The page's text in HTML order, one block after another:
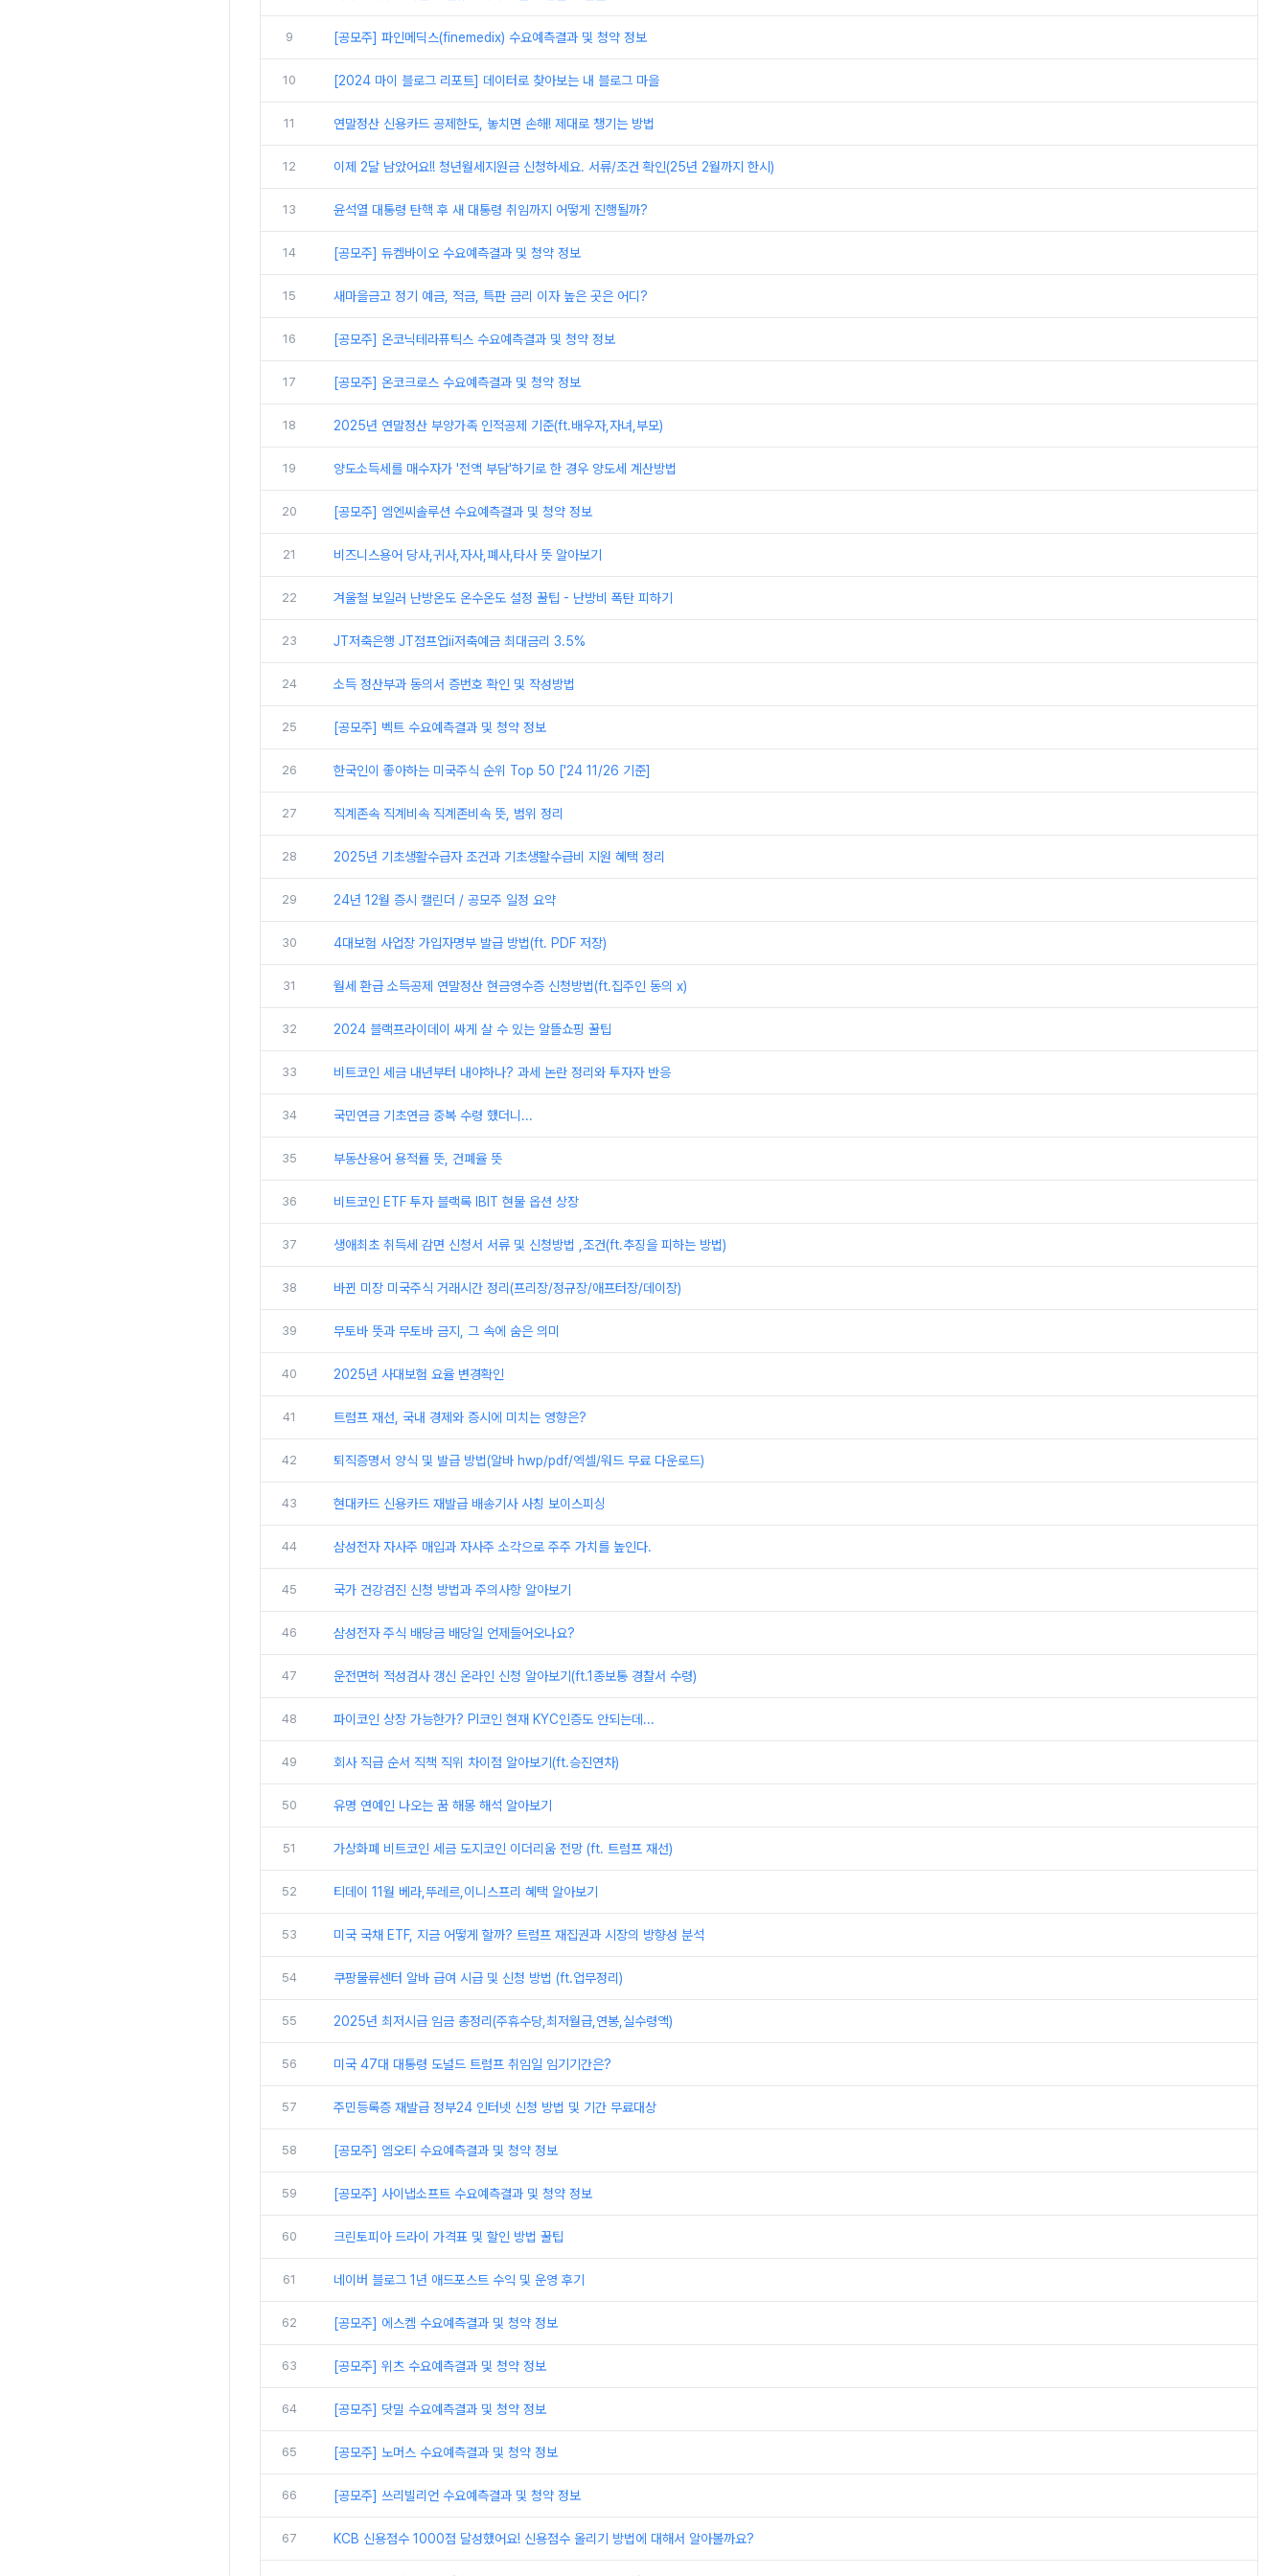
9 [공모주] 파인메딕스(finemedix) 수요예측결과 및 청약 정보
10 [2024 마이 블로그 리포트] 데이터로 찾아보는 내 블로그 마을
11 연말정산 신용카드 공제한도, 놓치면 손해! 제대로 챙기는 방법
12 이제 2달 남았어요!! 청년월세지원금 신청하세요. 서류/조건 확인(25년 2월까지 한시)
13 윤석열 대통령 탄핵 후 새 대통령 취임까지 어떻게 진행될까?
14 [공모주] 듀켐바이오 수요예측결과 및 청약 정보
15 새마을금고 정기 예금, 적금, 특판 금리 이자 높은 곳은 어디?
16 [공모주] 온코닉테라퓨틱스 수요예측결과 및 청약 정보
17 [공모주] 온코크로스 수요예측결과 및 청약 정보
18 2025년 연말정산 부양가족 인적공제 기준(ft.배우자,자녀,부모)
19 양도소득세를 매수자가 '전액 부담'하기로 한 경우 양도세 계산방법
20 [공모주] 엠엔씨솔루션 수요예측결과 및 청약 정보
21 비즈니스용어 당사,귀사,자사,폐사,타사 뜻 알아보기
22 겨울철 보일러 난방온도 온수온도 설정 꿀팁 - 난방비 폭탄 피하기
23 JT저축은행 JT점프업ii저축예금 최대금리 3.5%
24 소득 정산부과 동의서 증번호 확인 및 작성방법
25 [공모주] 벡트 수요예측결과 및 청약 정보
26 한국인이 좋아하는 미국주식 순위 Top 50 ['24 11/26 기준]
27 직계존속 직계비속 직계존비속 뜻, 범위 정리
28 2025년 기초생활수급자 조건과 기초생활수급비 지원 혜택 정리
29 24년 12월 증시 캘린더 / 공모주 일정 요약
30 4대보험 사업장 가입자명부 발급 방법(ft. PDF 저장)
31 월세 환급 소득공제 연말정산 현금영수증 신청방법(ft.집주인 동의 x)
32 2024 블랙프라이데이 싸게 살 수 있는 알뜰쇼핑 꿀팁
33 비트코인 세금 내년부터 내야하나? 과세 논란 정리와 투자자 반응
34 국민연금 기초연금 중복 수령 했더니...
35 부동산용어 용적률 뜻, 건폐율 뜻
36 비트코인 ETF 투자 블랙록 IBIT 현물 옵션 상장
37 생애최초 취득세 감면 신청서 서류 및 신청방법 ,조건(ft.추징을 피하는 방법)
38 바뀐 미장 미국주식 거래시간 정리(프리장/정규장/애프터장/데이장)
39 무토바 뜻과 무토바 금지, 그 속에 숨은 의미
40 2025년 사대보험 요율 변경확인
41 트럼프 재선, 국내 경제와 증시에 미치는 영향은?
42 퇴직증명서 양식 및 발급 방법(알바 hwp/pdf/엑셀/워드 무료 다운로드)
43 현대카드 신용카드 재발급 배송기사 사칭 보이스피싱
44 삼성전자 자사주 매입과 자사주 소각으로 주주 가치를 높인다.
45 국가 건강검진 신청 방법과 주의사항 알아보기
46 삼성전자 주식 배당금 배당일 언제들어오나요?
47 운전면허 적성검사 갱신 온라인 신청 알아보기(ft.1종보통 경찰서 수령)
48 파이코인 상장 가능한가? PI코인 현재 KYC인증도 안되는데...
49 회사 직급 순서 직책 직위 차이점 알아보기(ft.승진연차)
50 유명 연예인 나오는 꿈 해몽 해석 알아보기
51 가상화폐 비트코인 세금 도지코인 이더리움 전망 (ft. 트럼프 재선)
52 티데이 11월 베라,뚜레르,이니스프리 혜택 알아보기
53 미국 국채 ETF, 지금 어떻게 할까? 트럼프 재집권과 시장의 방향성 분석
54 쿠팡물류센터 알바 급여 시급 및 신청 방법 (ft.업무정리)
55 2025년 최저시급 임금 총정리(주휴수당,최저월급,연봉,실수령액)
56 미국 47대 대통령 도널드 트럼프 취임일 임기기간은?
57 주민등록증 재발급 정부24 인터넷 신청 방법 및 기간 무료대상
58 [공모주] 엠오티 수요예측결과 및 청약 정보
59 [공모주] 사이냅소프트 수요예측결과 및 청약 정보
60 크린토피아 드라이 가격표 및 할인 방법 꿀팁
61 네이버 블로그 1년 애드포스트 수익 및 운영 후기
62 [공모주] 에스켐 수요예측결과 및 청약 정보
63 [공모주] 위츠 수요예측결과 및 청약 정보
64 [공모주] 닷밀 수요예측결과 및 청약 정보
65 [공모주] 노머스 수요예측결과 및 청약 정보
66 [공모주] 쓰리빌리언 수요예측결과 및 청약 정보
67 KCB 신용점수 1000점 달성했어요! 신용점수 올리기 방법에 대해서 알아볼까요?